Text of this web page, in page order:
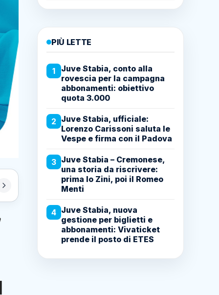
PIÙ LETTE
1
Juve Stabia, conto alla
rovescia per la campagna
abbonamenti: obiettivo
quota 3.000
2 Juve Stabia, ufficiale:
Lorenzo Carissoni saluta le
Vespe e firma con il Padova
3 Juve Stabia – Cremonese,
una storia da riscrivere:
prima lo Zini, poi il Romeo
Menti
4 Juve Stabia, nuova
gestione per biglietti e
abbonamenti: Vivaticket
prende il posto di ETES